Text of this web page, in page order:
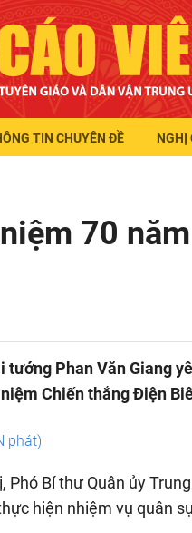
TIN CHUYÊN ĐỀ NGHỊ
70 năm
Phan Văn Giang
Chiến thắng Điện
phát)
Phó Bí thư Quân ủy
hiện nhiệm vụ quân